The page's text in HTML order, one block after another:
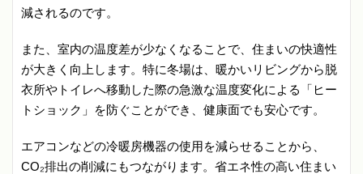
減されるのです。
また、室内の温度差が少なくなることで、住まいの快適性
が大きく向上します。特に冬場は、暖かいリビングから脱
衣所やトイレへ移動した際の急激な温度変化による「ヒー
トショック」を防ぐことができ、健康面でも安心です。
エアコンなどの冷暖房機器の使用を減らせることから、
CO₂排出の削減にもつながります。省エネ性の高い住まい